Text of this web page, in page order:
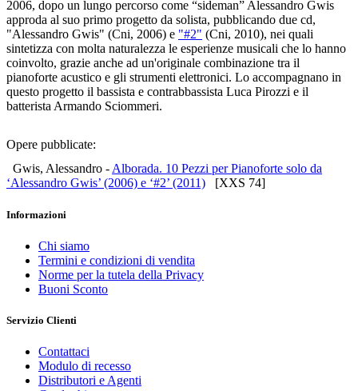
2006, dopo un lungo percorso come “sideman” Alessandro Gwis
approda al suo primo progetto da solista, pubblicando due cd,
"Alessandro Gwis" (Cni, 2006) e "#2" (Cni, 2010), nei quali
sintetizza con molta naturalezza le esperienze musicali che lo hanno
coinvolto, grazie anche ad un'originale combinazione tra il
pianoforte acustico e gli strumenti elettronici. Lo accompagnano in
questo progetto il bassista e contrabbassista Luca Pirozzi e il
batterista Armando Sciommeri.
Opere pubblicate:
Gwis, Alessandro -Alborada. 10 Pezzi per Pianoforte solo da
‘Alessandro Gwis’ (2006) e ‘#2’ (2011) [XXS 74]
Informazioni
Chi siamo
Termini e condizioni di vendita
Norme per la tutela della Privacy
Buoni Sconto
Servizio Clienti
Contattaci
Modulo di recesso
Distributori e Agenti